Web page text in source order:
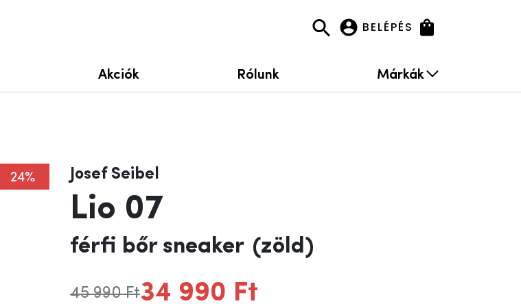
BELÉPÉS
Akciók Rólunk Márkák
24% Josef Seibel
Lio 07
férfi bőr sneaker (zöld)
45 990 Ft34 990 Ft